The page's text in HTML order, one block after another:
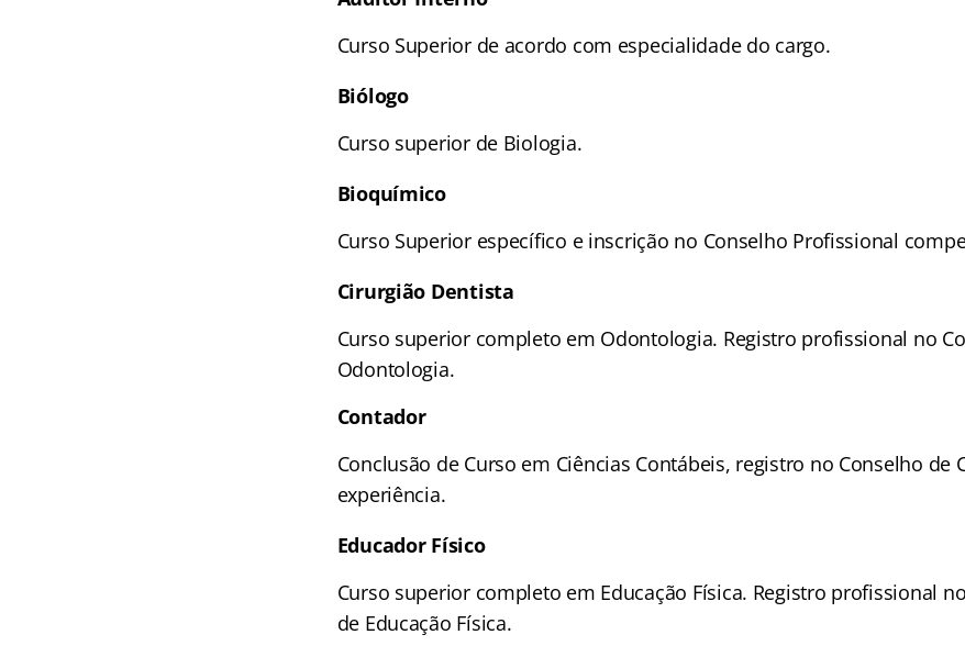
Curso Superior de acordo com especialidade do cargo.
Biólogo
Curso superior de Biologia.
Bioquímico
Curso Superior específico e inscrição no Conselho Profissional
Cirurgião Dentista
Curso superior completo em Odontologia. Registro profissional no
Odontologia.
Contador
Conclusão de Curso em Ciências Contábeis, registro no Conselho de
experiência.
Educador Físico
Curso superior completo em Educação Física. Registro profissional
de Educação Física.